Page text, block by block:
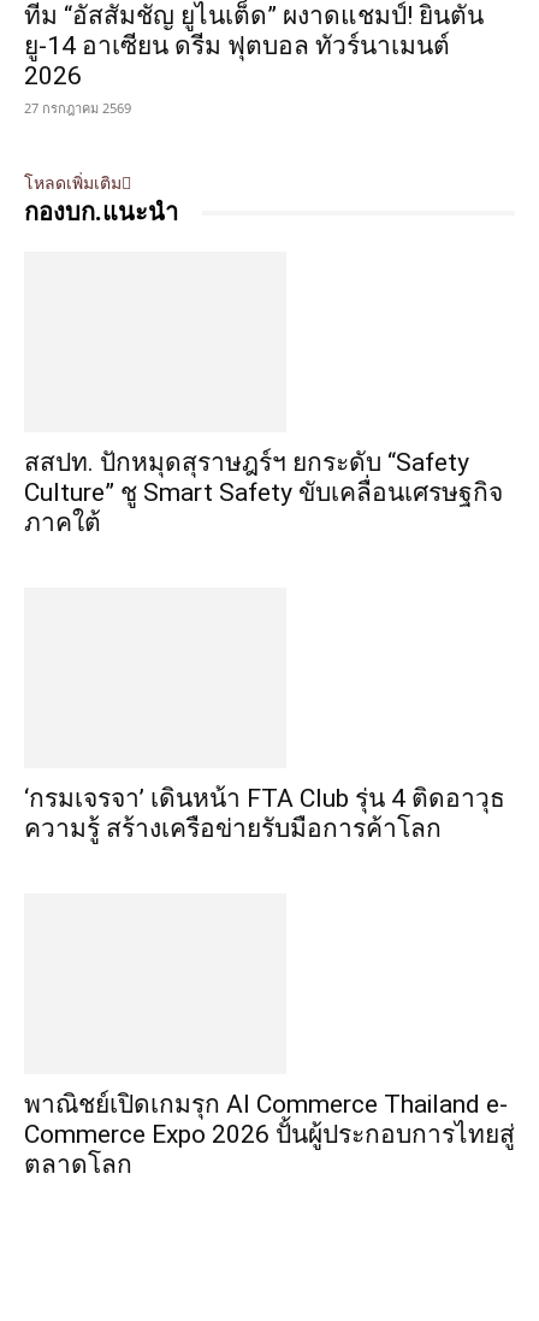
ทีม “อัสสัมชัญ ยูไนเต็ด” ผงาดแชมป์! ยินตัน
ยู-14 อาเซียน ดรีม ฟุตบอล ทัวร์นาเมนต์
2026
27 กรกฎาคม 2569
โหลดเพิ่มเติม
กองบก.แนะนำ
สสปท. ปักหมุดสุราษฎร์ฯ ยกระดับ “Safety
Culture” ชู Smart Safety ขับเคลื่อนเศรษฐกิจ
ภาคใต้
‘กรมเจรจา’ เดินหน้า FTA Club รุ่น 4 ติดอาวุธ
ความรู้ สร้างเครือข่ายรับมือการค้าโลก
พาณิชย์เปิดเกมรุก AI Commerce Thailand e-
Commerce Expo 2026 ปั้นผู้ประกอบการไทยสู่
ตลาดโลก